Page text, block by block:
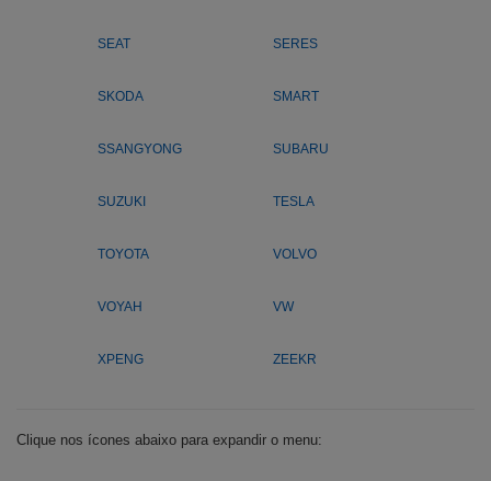
SEAT SERES
SKODA SMART
SSANGYONG SUBARU
SUZUKI TESLA
TOYOTA VOLVO
VOYAH VW
XPENG ZEEKR
Clique nos ícones abaixo para expandir o menu: